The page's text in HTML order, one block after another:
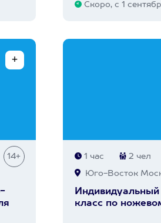
Скоро, с 1
14+ 1 час 2 чел
Юго-Восток
класс по